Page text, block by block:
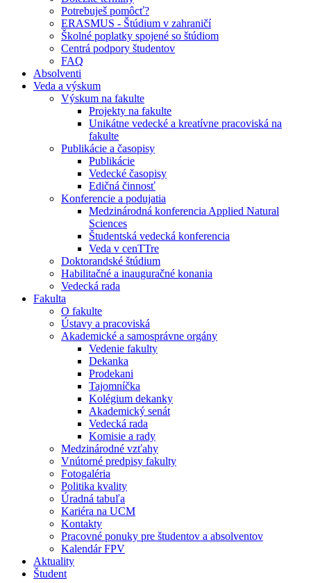
Potrebuješ pomôcť?
ERASMUS - Štúdium v zahraničí
Školné poplatky spojené so štúdiom
Centrá podpory študentov
FAQ
Absolventi
Veda a výskum
Výskum na fakulte
Projekty na fakulte
Unikátne vedecké a kreatívne pracoviská na
fakulte
Publikácie a časopisy
Publikácie
Vedecké časopisy
Edičná činnosť
Konferencie a podujatia
Medzinárodná konferencia Applied Natural
Sciences
Študentská vedecká konferencia
Veda v cenTTre
Doktorandské štúdium
Habilitačné a inauguračné konania
Vedecká rada
Fakulta
O fakulte
Ústavy a pracoviská
Akademické a samosprávne orgány
Vedenie fakulty
Dekanka
Prodekani
Tajomníčka
Kolégium dekanky
Akademický senát
Vedecká rada
Komisie a rady
Medzinárodné vzťahy
Vnútorné predpisy fakulty
Fotogaléria
Politika kvality
Úradná tabuľa
Kariéra na UCM
Kontakty
Pracovné ponuky pre študentov a absolventov
Kalendár FPV
Aktuality
Študent